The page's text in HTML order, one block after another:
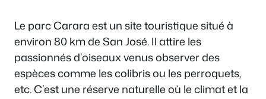
Le parc Carara est un site touristique situé à
environ 80 km de San José. Il attire les
passionnés d’oiseaux venus observer des
espèces comme les colibris ou les perroquets,
etc. C’est une réserve naturelle où le climat et la